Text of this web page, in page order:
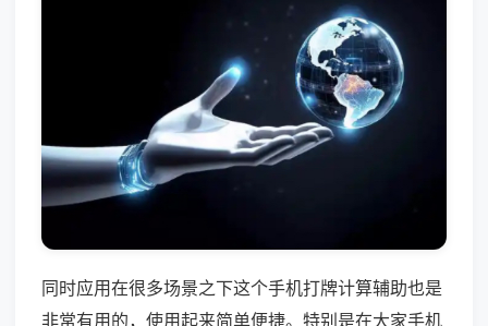
同时应用在很多场景之下这个手机打牌计算辅助也是
非常有用的，使用起来简单便捷。特别是在大家手机